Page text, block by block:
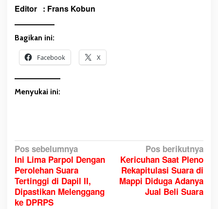
Editor : Frans Kobun
Bagikan ini:
Facebook X
Menyukai ini:
N
a
v
i
g
Pos sebelumnya
Ini Lima Parpol Dengan
Perolehan Suara
Tertinggi di Dapil II,
Dipastikan Melenggang
ke DPRPS
Pos berikutnya
Kericuhan Saat Pleno
Rekapitulasi Suara di
Mappi Diduga Adanya
Jual Beli Suara